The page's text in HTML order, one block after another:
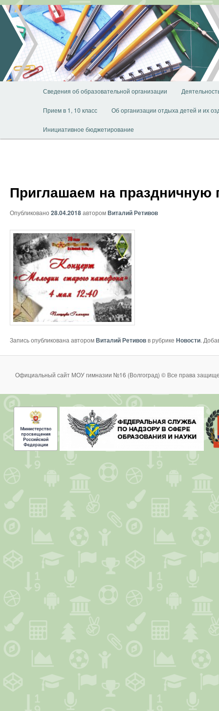
Перейти
основному
содержимому
Сведения об образовательной организации
Прием в 1, 10 класс Об организации отдыха детей и их
Инициативное бюджетирование
Приглашаем на
Опубликовано 28.04.2018авторомВиталий Ретивов
Запись опубликована авторомВиталий Ретивовв рубрике Новости.
Официальный сайт МОУ гимназии №16 (Волгоград) © Все права